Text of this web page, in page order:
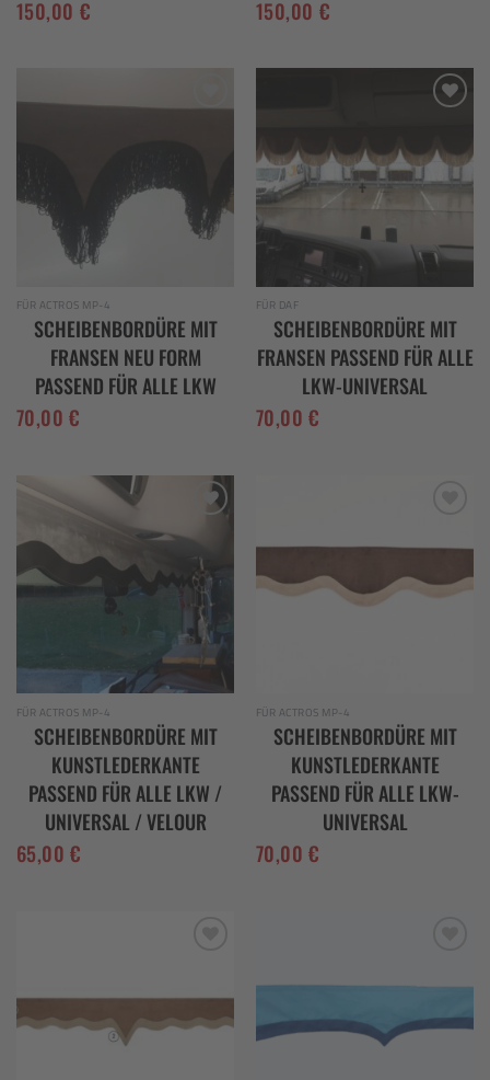
150,00 € 150,00 €
FÜR ACTROS MP-4
SCHEIBENBORDÜRE MIT
FRANSEN NEU FORM
PASSEND FÜR ALLE LKW
70,00€
FÜR DAF
SCHEIBENBORDÜRE MIT
FRANSEN PASSEND FÜR ALLE
LKW-UNIVERSAL
70,00€
wishlist
FÜR ACTROS MP-4
SCHEIBENBORDÜRE MIT
KUNSTLEDERKANTE
PASSEND FÜR ALLE LKW /
UNIVERSAL / VELOUR
65,00€
wishlist
FÜR ACTROS MP-4
SCHEIBENBORDÜRE MIT
KUNSTLEDERKANTE
PASSEND FÜR ALLE LKW-
UNIVERSAL
70,00€